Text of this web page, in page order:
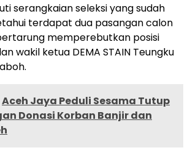
serangkaian seleksi yang sudah
terdapat dua pasangan calon
memperebutkan posisi
wakil ketua DEMA STAIN Teungku
Aceh Jaya Peduli Sesama Tutup
Donasi Korban Banjir dan